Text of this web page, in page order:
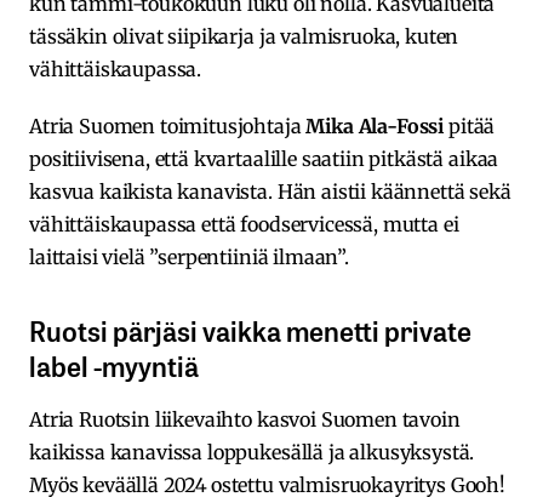
tässäkin olivat siipikarja ja valmisruoka, kuten
vähittäiskaupassa.
Atria Suomen toimitusjohtajaMika Ala-Fossi pitää
positiivisena, että kvartaalille saatiin pitkästä aikaa
kasvua kaikista kanavista. Hän aistii käännettä sekä
vähittäiskaupassa että foodservicessä, mutta ei
laittaisi vielä ”serpentiiniä ilmaan”.
Ruotsi pärjäsi vaikka menetti private
label -myyntiä
Atria Ruotsin liikevaihto kasvoi Suomen tavoin
kaikissa kanavissa loppukesällä ja alkusyksystä.
Myös keväällä 2024 ostettu valmisruokayritys Gooh!